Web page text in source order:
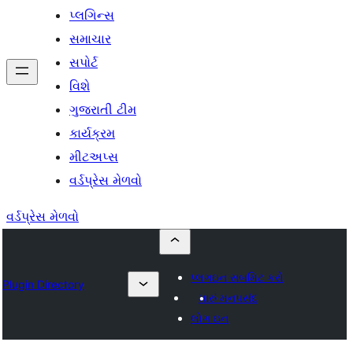
પ્લગિન્સ
સમાચાર
સપોર્ટ
વિશે
ગુજરાતી ટીમ
કાર્યક્રમ
મીટઅપ્સ
વર્ડપ્રેસ મેળવો
વર્ડપ્રેસ મેળવો
Plugin Directory
પ્લગઇન સબમિટ કરો
મારું મનપસંદ
લોગ ઇન